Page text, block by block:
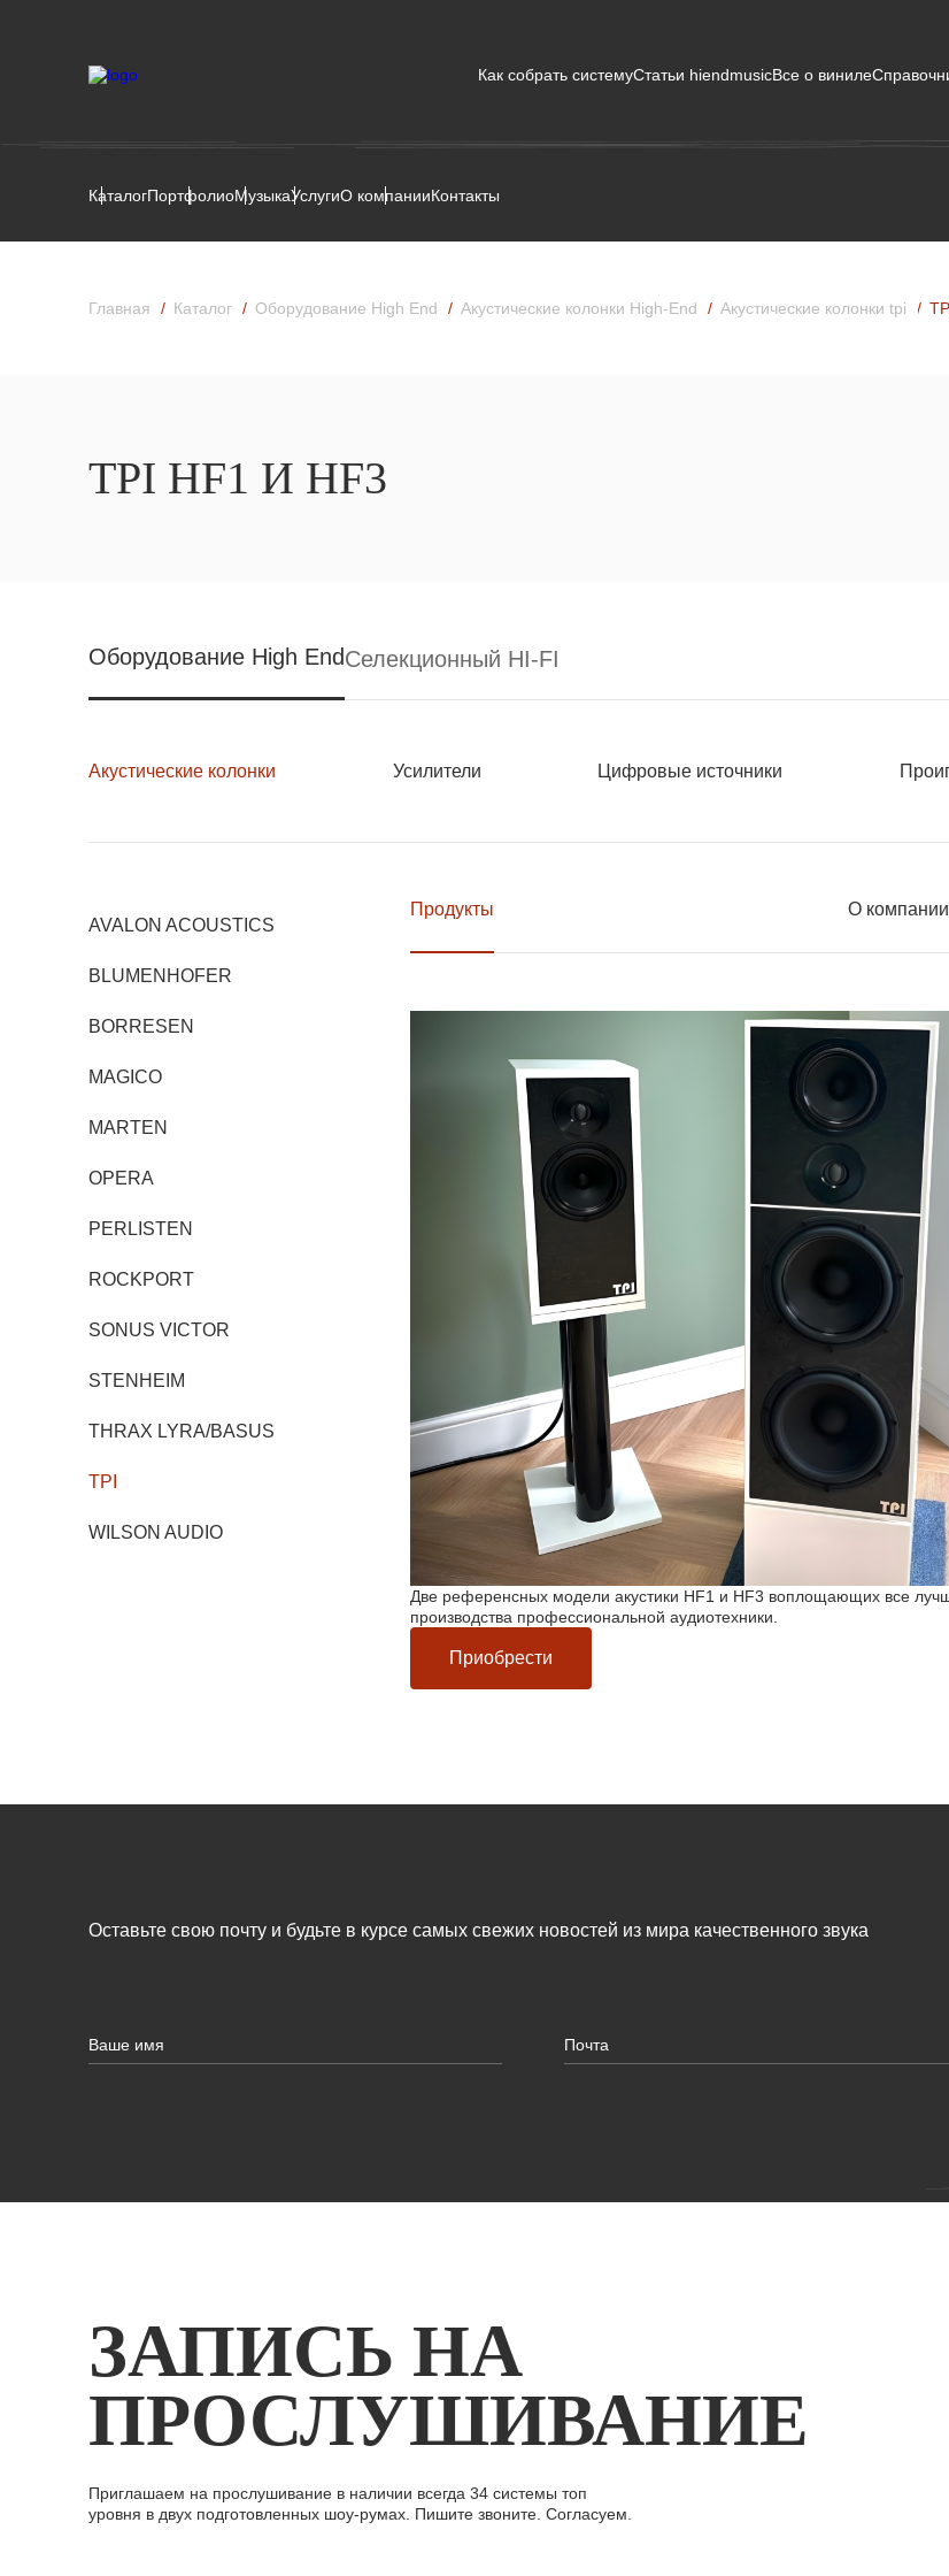
Как собрать системуСтатьи hiendmusicВсе о виниле
КаталогПортфолиоМузыкаУслугиО компанииКонтакты
Главная Каталог Оборудование High End Акустические колонки High-End Акустические колонки tpi
TPI HF1 И HF3
Оборудование High EndСелекционный HI-FI
Акустические колонки Усилители Цифровые источники
AVALON ACOUSTICS
BLUMENHOFER
BORRESEN
MAGICO
MARTEN
OPERA
PERLISTEN
ROCKPORT
SONUS VICTOR
STENHEIM
THRAX LYRA/BASUS
TPI
WILSON AUDIO
Продукты О компании
Две референсных модели акустики HF1 и HF3 воплощающих все
производства профессиональной аудиотехники.
Приобрести
Оставьте свою почту и будьте в курсе самых свежих новостей из мира качественного звука
ЗАПИСЬ НА
ПРОСЛУШИВАНИЕ
Приглашаем на прослушивание в наличии всегда 34 системы топ
уровня в двух подготовленных шоу-румах. Пишите звоните. Согласуем.